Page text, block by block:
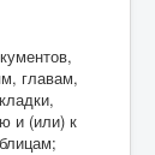
главам,
и (или) к